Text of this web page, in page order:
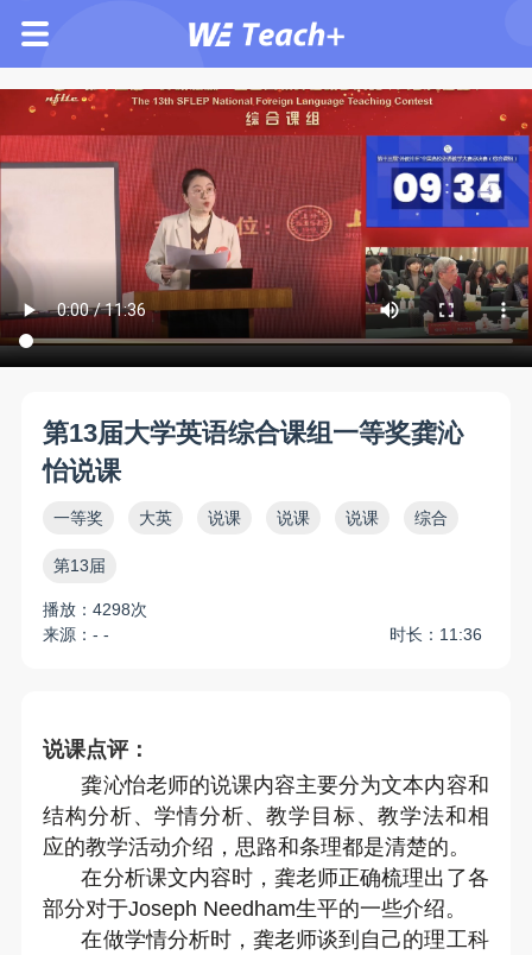
第13届大学英语综合课组一等奖龚沁
怡说课
一等奖 大英 说课 说课 说课 综合
第13届
播放：4298次
来源：- -
时长：11:36
说课点评：
龚沁怡老师的说课内容主要分为文本内容和
结构分析、学情分析、教学目标、教学法和相
应的教学活动介绍，思路和条理都是清楚的。
在分析课文内容时，龚老师正确梳理出了各
部分对于Joseph Needham生平的一些介绍。
在做学情分析时，龚老师谈到自己的理工科